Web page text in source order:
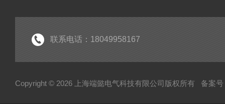
联系电话：18049958167
Copyright © 2026 上海端懿电气科技有限公司版权所有 备案号